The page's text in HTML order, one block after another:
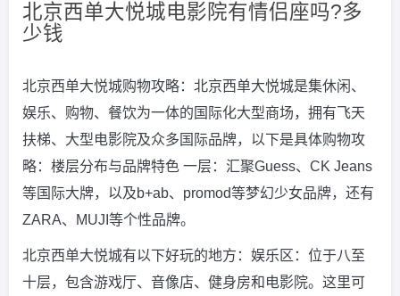
北京西单大悦城电影院有情侣座吗?多
少钱
北京西单大悦城购物攻略：北京西单大悦城是集休闲、
娱乐、购物、餐饮为一体的国际化大型商场，拥有飞天
扶梯、大型电影院及众多国际品牌，以下是具体购物攻
略：楼层分布与品牌特色 一层：汇聚Guess、CK Jeans
等国际大牌，以及b+ab、promod等梦幻少女品牌，还有
ZARA、MUJI等个性品牌。
北京西单大悦城有以下好玩的地方：娱乐区：位于八至
十层，包含游戏厅、音像店、健身房和电影院。这里可